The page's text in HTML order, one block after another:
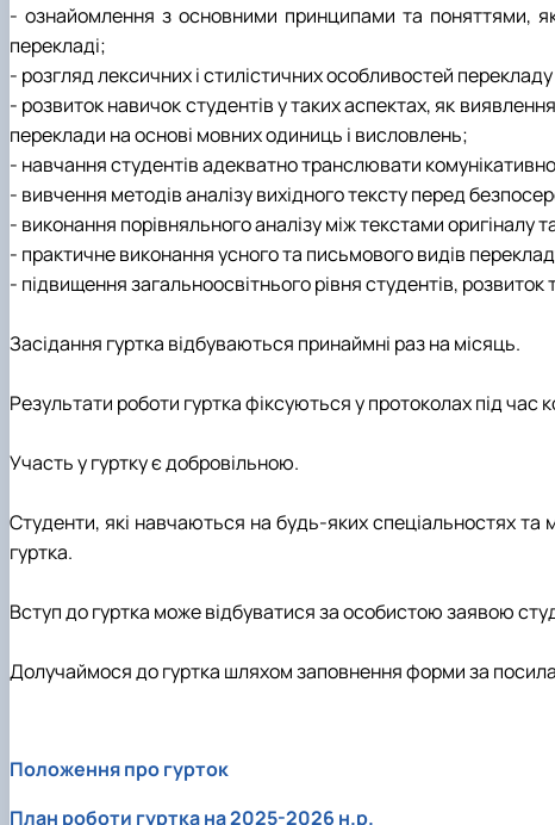
- ознайомлення з основними принципами та поняттями,
перекладі;
- розгляд лексичних і стилістичних особливостей перекладу
- розвиток навичок студентів у таких аспектах, як
переклади на основі мовних одиниць і висловлень;
- навчання студентів адекватно транслювати
- вивчення методів аналізу вихідного тексту перед
- виконання порівняльного аналізу між текстами оригіналу
- практичне виконання усного та письмового видів
- підвищення загальноосвітнього рівня студентів,
Засідання гуртка відбуваються принаймні раз на місяць.
Результати роботи гуртка фіксуються у протоколах під
Участь у гуртку є добровільною.
Студенти, які навчаються на будь-яких спеціальностях
гуртка.
Вступ до гуртка може відбуватися за особистою заявою
Долучаймося до гуртка шляхом заповнення форми за
Положення про гурток
План роботи гуртка на 2025-2026 н.р.